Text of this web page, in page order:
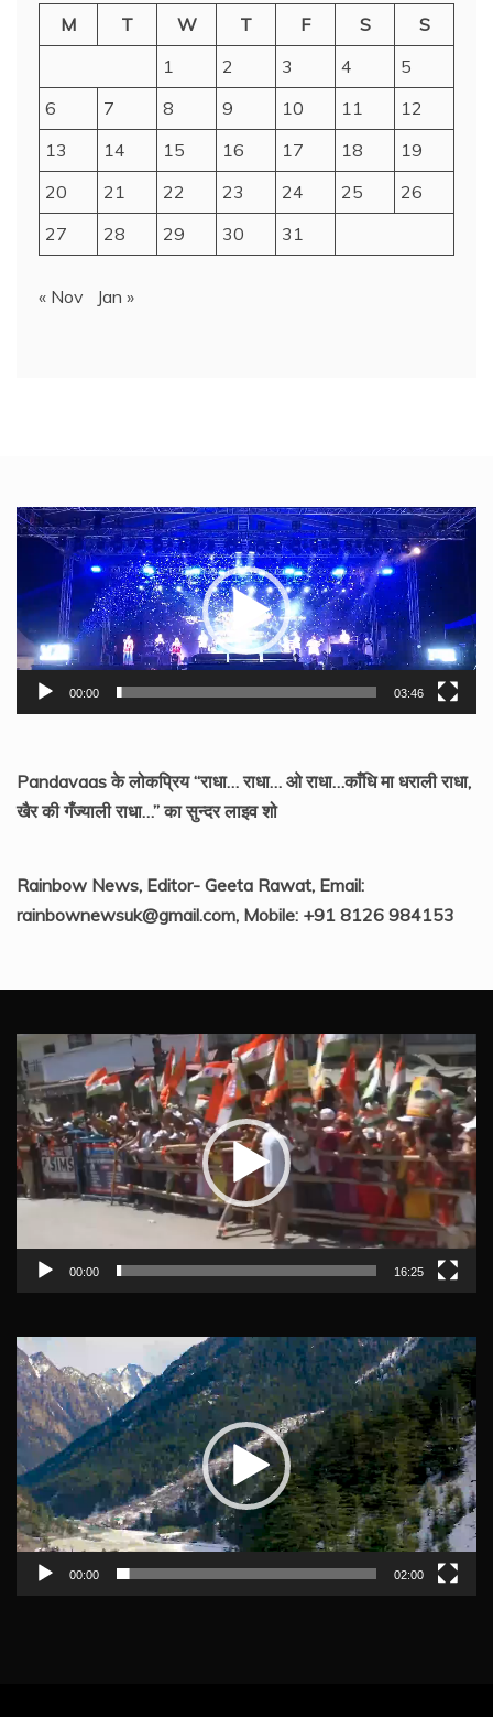
M
T W T F S
S
1
2 3 4
5
6
7 8 9 10 11
12
13
14 15 16 17 18
19
20
21 22 23 24 25
26
27
28 29 30 31
« Nov Jan »
Video
Player
00:00 03:46
Pandavaas के लोकप्रिय “राधा… राधा… ओ राधा…काँधि मा धराली राधा,
खैर की गँज्याली राधा…” का सुन्दर लाइव शो
Rainbow News, Editor- Geeta Rawat, Email:
rainbownewsuk@gmail.com, Mobile: +91 8126 984153
Video
Player
00:00 16:25
Video
Player
00:00 02:00